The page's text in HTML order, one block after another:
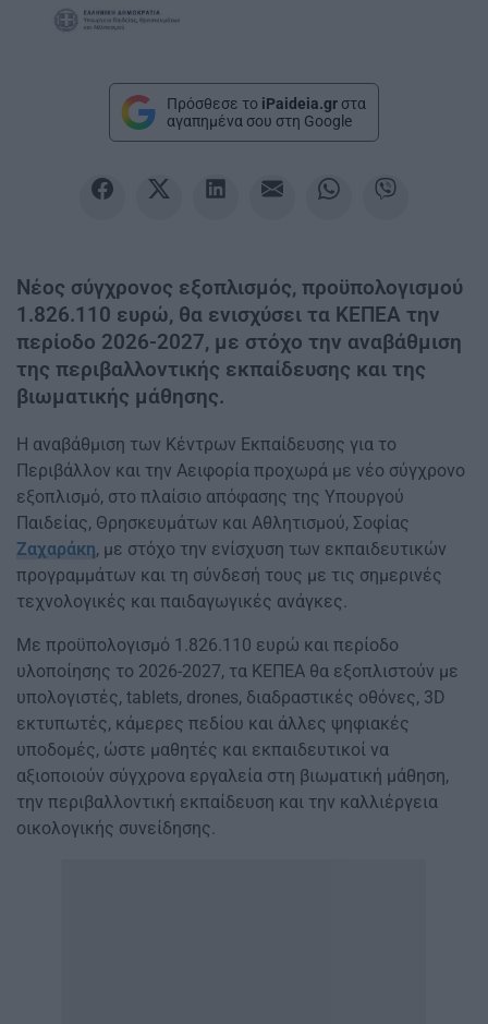
Πρόσθεσε το iPaideia.gr στα
αγαπημένα σου στη Google
Νέος σύγχρονος εξοπλισμός, προϋπολογισμού
1.826.110 ευρώ, θα ενισχύσει τα ΚΕΠΕΑ την
περίοδο 2026-2027, με στόχο την αναβάθμιση
της περιβαλλοντικής εκπαίδευσης και της
βιωματικής μάθησης.
Η αναβάθμιση των Κέντρων Εκπαίδευσης για το
Περιβάλλον και την Αειφορία προχωρά με νέο σύγχρονο
εξοπλισμό, στο πλαίσιο απόφασης της Υπουργού
Παιδείας, Θρησκευμάτων και Αθλητισμού, Σοφίας
Ζαχαράκη, με στόχο την ενίσχυση των εκπαιδευτικών
προγραμμάτων και τη σύνδεσή τους με τις σημερινές
τεχνολογικές και παιδαγωγικές ανάγκες.
Με προϋπολογισμό 1.826.110 ευρώ και περίοδο
υλοποίησης το 2026-2027, τα ΚΕΠΕΑ θα εξοπλιστούν με
υπολογιστές, tablets, drones, διαδραστικές οθόνες, 3D
εκτυπωτές, κάμερες πεδίου και άλλες ψηφιακές
υποδομές, ώστε μαθητές και εκπαιδευτικοί να
αξιοποιούν σύγχρονα εργαλεία στη βιωματική μάθηση,
την περιβαλλοντική εκπαίδευση και την καλλιέργεια
οικολογικής συνείδησης.